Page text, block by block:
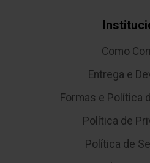
Como
Entrega e
Formas e Política
Política de
Política de